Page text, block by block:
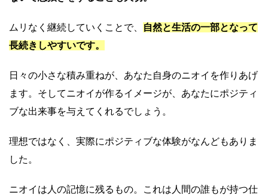
ムリなく継続していくことで、
自然と生活の一部となって
長続きしやすいです。
日々の小さな積み重ねが、あなた自身のニオイを作りあげ
ます。そしてニオイが作るイメージが、あなたにポジティ
ブな出来事を与えてくれるでしょう。
理想ではなく、実際にポジティブな体験がなんどもありま
した。
ニオイは人の記憶に残るもの。これは人間の誰もが持つ仕